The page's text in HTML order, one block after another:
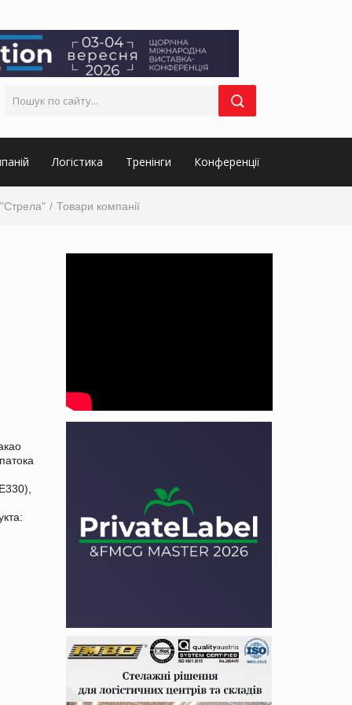
Логістика Тренінги Конференції
Товари компанії